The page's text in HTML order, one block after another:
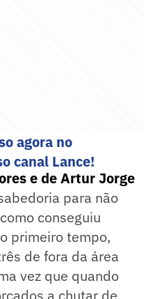
agora no
canal Lance!
e de Artur Jorge
para não
conseguiu
primeiro tempo,
de fora da área
vez que quando
a chutar de